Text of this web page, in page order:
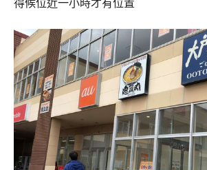
得候位近一小時才有位置